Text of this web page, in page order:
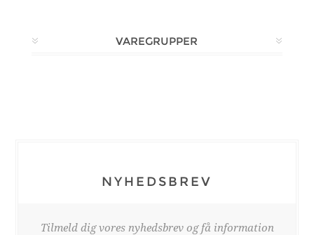
VAREGRUPPER
NYHEDSBREV
Tilmeld dig vores nyhedsbrev og få information